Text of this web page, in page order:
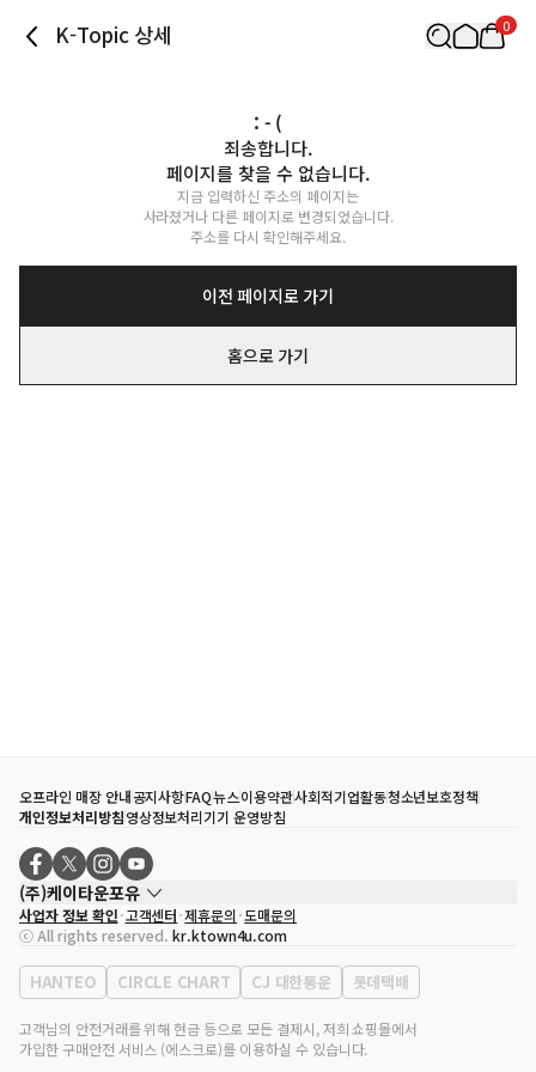
K-Topic 상세 0
: - (
죄송합니다.
페이지를 찾을 수 없습니다.
지금 입력하신 주소의 페이지는
사라졌거나 다른 페이지로 변경되었습니다.
주소를 다시 확인해주세요.
이전 페이지로 가기
홈으로 가기
오프라인 매장 안내공지사항FAQ뉴스이용약관사회적기업활동청소년보호정책
개인정보처리방침영상정보처리기기 운영방침
(주)케이타운포유
대표자
송효민
사업자등록번호
120-87-71116
통신판매업 신고번호 제2011-서울강남-02223
대표전화
02-552-9855
사업자 정보 확인 고객센터 제휴문의 도매문의
ⓒ All rights reserved. kr.ktown4u.com
HANTEO CIRCLE CHART CJ 대한통운 롯데택배
고객님의 안전거래를 위해 현금 등으로 모든 결제시, 저희 쇼핑몰에서
가입한 구매안전 서비스 (에스크로)를 이용하실 수 있습니다.